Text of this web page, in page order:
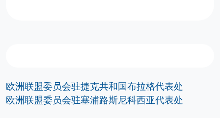
欧洲联盟委员会驻捷克共和国布拉格代表处
欧洲联盟委员会驻塞浦路斯尼科西亚代表处